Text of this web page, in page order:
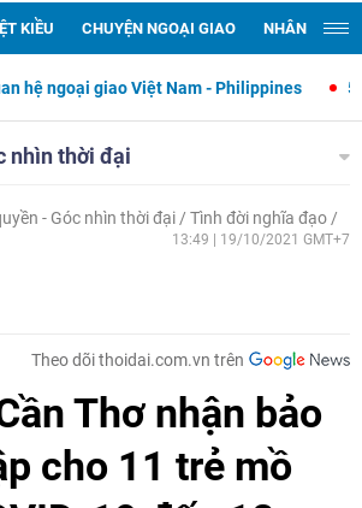
KIỀU CHUYỆN NGOẠI GIAO NHÂN
giao Việt Nam - Philippines 500 ngày
nhìn thời đại
- Góc nhìn thời đại Tình đời nghĩa đạo
13:49 | 19/10/2021 GMT+7
Theo dõi thoidai.com.vn trên
Thơ nhận bảo
cho 11 trẻ mồ